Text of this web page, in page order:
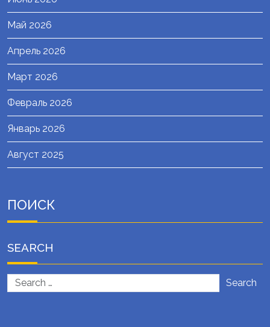
Май 2026
Апрель 2026
Март 2026
Февраль 2026
Январь 2026
Август 2025
ПОИСК
SEARCH
Search